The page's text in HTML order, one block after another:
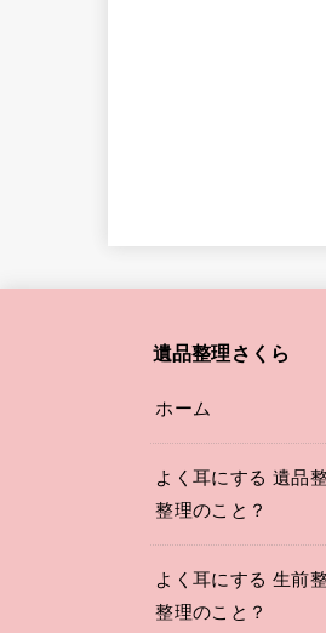
遺品整理さくら
ホーム
よく耳にする 遺品
整理のこと？
よく耳にする 生前
整理のこと？